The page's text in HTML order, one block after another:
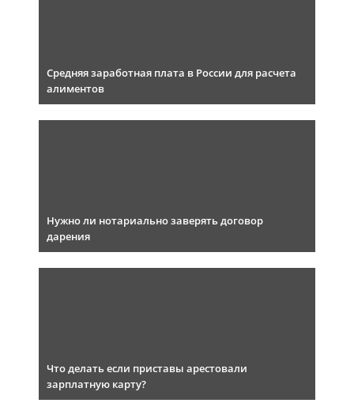
Средняя заработная плата в России для расчета
алиментов
Нужно ли нотариально заверять договор
дарения
Что делать если приставы арестовали
зарплатную карту?